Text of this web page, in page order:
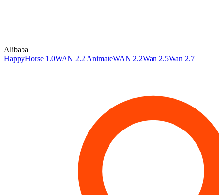
Alibaba
HappyHorse 1.0WAN 2.2 AnimateWAN 2.2Wan 2.5Wan 2.7